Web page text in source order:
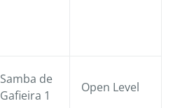
Samba de
Gafieira 1
Open Level